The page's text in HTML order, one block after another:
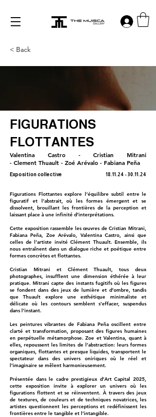
Log in
< Back
FIGURATIONS
FLOTTANTES
Valentina Castro - Cristian Mitrani
- Clement Thuault - Zoé Arévalo - Fabiana Peña
Exposition collective 18.11.24 - 30.11.24
Figurations Flottantes explore l’équilibre subtil entre le
figuratif et l’abstrait, où les formes émergent et se
dissolvent, brouillant les frontières de la perception et
laissant place à une infinité d’interprétations.
Cette exposition rassemble les œuvres de Cristian Mitrani,
Fabiana Peña, Zoe Arévalo, Valentina Castro, ainsi que
celles de l’artiste invité Clément Thuault. Ensemble, ils
nous entraînent dans un dialogue riche et poétique entre
formes concrètes et flottantes.
Cristian Mitrani et Clément Thuault, tous deux
photographes, insufflent une dimension éthérée à leur
pratique. Mitrani capte des instants fugitifs où les figures
se fondent dans des jeux de lumière et d’ombre, tandis
que Thuault explore une esthétique minimaliste et
délicate où les contours semblent s’effacer, suspendus
dans l’instant.
Les peintures vibrantes de Fabiana Peña oscillent entre
clarté et transformation, proposant des figures humaines
en perpétuelle métamorphose. Zoe et Valentina, quant à
elles, repoussent les limites de l’abstraction: leurs formes
organiques, flottantes et presque liquides, transportent le
spectateur dans des univers oniriques où le réel et
l’imaginaire se mêlent harmonieusement.
Présentée dans le cadre prestigieux d’Art Capital 2025,
cette exposition invite à explorer un univers où les
figurations flottent et se réinventent. À travers des jeux
de textures, de couleurs et de techniques novatrices, les
artistes questionnent les perceptions et redéfinissent les
frontières entre le tangible et l’intangible.